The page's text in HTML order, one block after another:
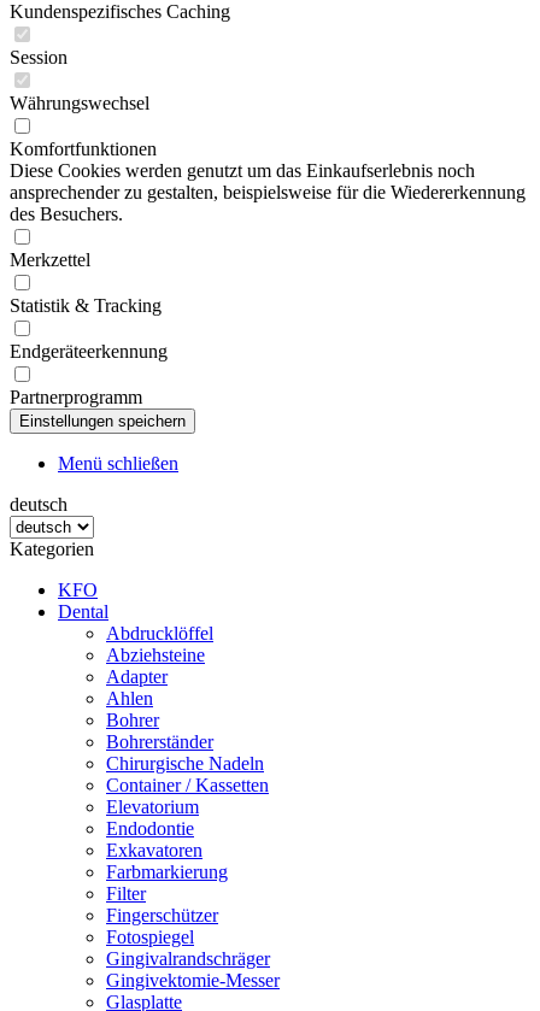
Kundenspezifisches Caching
Session
Währungswechsel
Komfortfunktionen
Diese Cookies werden genutzt um das Einkaufserlebnis noch
ansprechender zu gestalten, beispielsweise für die Wiedererkennung
des Besuchers.
Merkzettel
Statistik & Tracking
Endgeräteerkennung
Partnerprogramm
Menü schließen
deutsch
Kategorien
KFO
Dental
Abdrucklöffel
Abziehsteine
Adapter
Ahlen
Bohrer
Bohrerständer
Chirurgische Nadeln
Container / Kassetten
Elevatorium
Endodontie
Exkavatoren
Farbmarkierung
Filter
Fingerschützer
Fotospiegel
Gingivalrandschräger
Gingivektomie-Messer
Glasplatte